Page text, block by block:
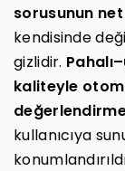
sorusunun
kendisinde
gizlidir.
kaliteyle
kullanıcıya